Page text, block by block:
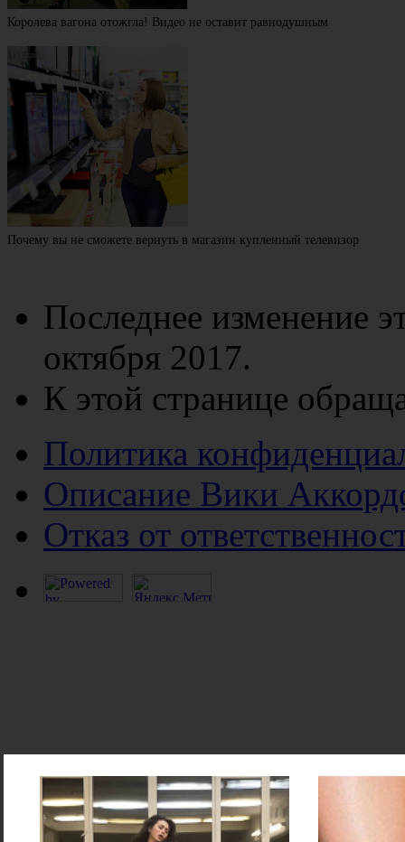
Королева вагона отожгла! Видео не оставит равнодушным
Почему вы не сможете вернуть в магазин купленный телевизор
Последнее изменение
октября 2017.
К этой странице
Политика
Описание Вики
Отказ от